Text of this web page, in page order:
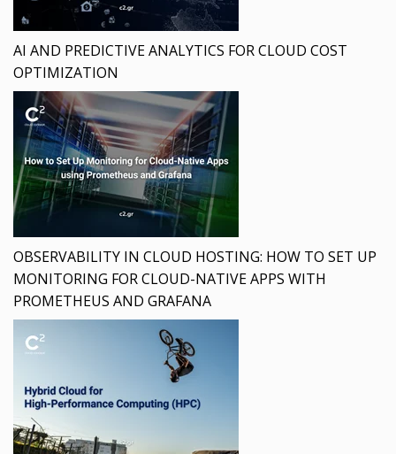
AI AND PREDICTIVE ANALYTICS FOR CLOUD COST
OPTIMIZATION
OBSERVABILITY IN CLOUD HOSTING: HOW TO SET UP
MONITORING FOR CLOUD-NATIVE APPS WITH
PROMETHEUS AND GRAFANA